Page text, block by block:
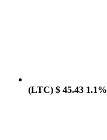
(LTC) $ 45.43 1.1%